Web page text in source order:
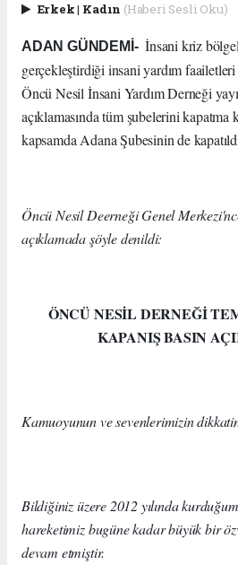
Erkek| Kadın (Haberi Sesli Oku)
ADAN GÜNDEMİ-İnsani kriz
gerçekleştirdiği insani yardım
Öncü Nesil İnsani Yardım Derneği
açıklamasında tüm şubelerini kapatma
kapsamda Adana Şubesinin de
Öncü Nesil Deerneği Genel
açıklamada şöyle denildi:
ÖNCÜ NESİL DERNEĞİ
KAPANIŞ BASIN
Kamuoyunun ve sevenlerimizin
Bildiğiniz üzere 2012 yılında
hareketimiz bugüne kadar büyük bir
devam etmiştir.